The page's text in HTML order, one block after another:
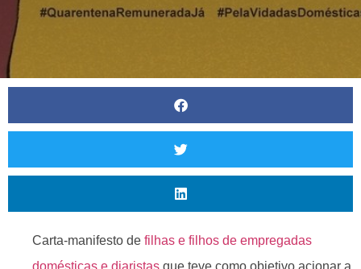
Carta-manifesto de filhas e filhos de empregadas
domésticas e diaristas que teve como objetivo acionar a